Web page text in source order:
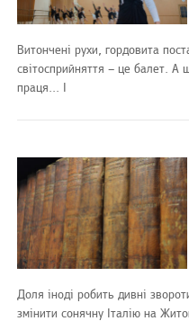
Витончені рухи, гордовита
світосприйняття – це балет. А
праця... І
Доля іноді робить дивні
змінити сонячну Італію на